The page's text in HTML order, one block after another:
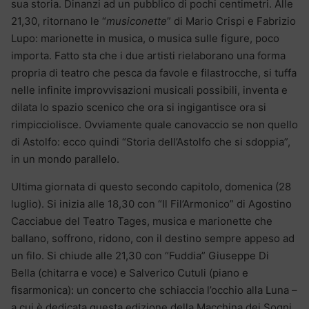
sua storia. Dinanzi ad un pubblico di pochi centimetri. Alle
21,30, ritornano le “musiconette” di Mario Crispi e Fabrizio
Lupo: marionette in musica, o musica sulle figure, poco
importa. Fatto sta che i due artisti rielaborano una forma
propria di teatro che pesca da favole e filastrocche, si tuffa
nelle infinite improvvisazioni musicali possibili, inventa e
dilata lo spazio scenico che ora si ingigantisce ora si
rimpicciolisce. Ovviamente quale canovaccio se non quello
di Astolfo: ecco quindi “Storia dell’Astolfo che si sdoppia”,
in un mondo parallelo.
Ultima giornata di questo secondo capitolo, domenica (28
luglio). Si inizia alle 18,30 con “Il Fil’Armonico” di Agostino
Cacciabue del Teatro Tages, musica e marionette che
ballano, soffrono, ridono, con il destino sempre appeso ad
un filo. Si chiude alle 21,30 con “Fuddia” Giuseppe Di
Bella (chitarra e voce) e Salverico Cutuli (piano e
fisarmonica): un concerto che schiaccia l’occhio alla Luna –